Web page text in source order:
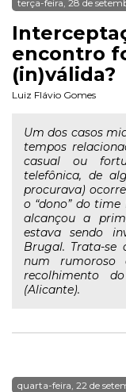
terça-feira, 28 de
encontro
(in)válida?
Luiz Flávio Gomes
Um dos casos
tempos
casual ou
telefônica, de
procurava)
o “dono” do time
alcançou a
estava sendo
Brugal. Trata-se
num rumoroso
recolhimento
(Alicante).
quarta-feira, 22 de